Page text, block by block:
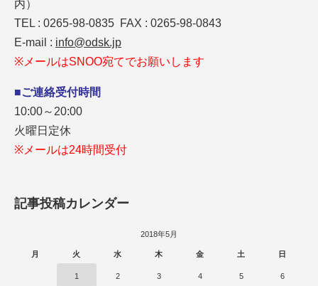
内）
TEL : 0265-98-0835 FAX : 0265-98-0843
E-mail : info@odsk.jp
※メールはSNOO宛てでお願いします
■ご連絡受付時間
10:00～20:00
火曜日定休
※メールは24時間受付
記事投稿カレンダー
2018年5月
月 火 水 木 金 土 日
1 2 3 4 5 6